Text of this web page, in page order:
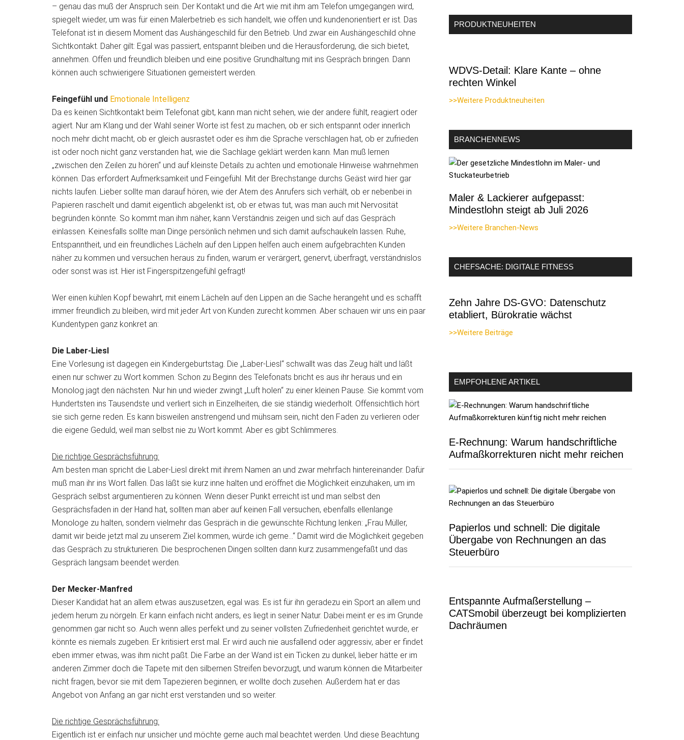
– genau das muß der Anspruch sein. Der Kontakt und die Art wie mit ihm am Telefon umgegangen wird,
spiegelt wieder, um was für einen Malerbetrieb es sich handelt, wie offen und kundenorientiert er ist. Das
Telefonat ist in diesem Moment das Aushängeschild für den Betrieb. Und zwar ein Aushängeschild ohne
Sichtkontakt. Daher gilt: Egal was passiert, entspannt bleiben und die Herausforderung, die sich bietet,
annehmen. Offen und freundlich bleiben und eine positive Grundhaltung mit ins Gespräch bringen. Dann
können auch schwierigere Situationen gemeistert werden.
Feingefühl und Emotionale Intelligenz
Da es keinen Sichtkontakt beim Telefonat gibt, kann man nicht sehen, wie der andere fühlt, reagiert oder
agiert. Nur am Klang und der Wahl seiner Worte ist fest zu machen, ob er sich entspannt oder innerlich
noch mehr dicht macht, ob er gleich ausrastet oder es ihm die Sprache verschlagen hat, ob er zufrieden
ist oder noch nicht ganz verstanden hat, wie die Sachlage geklärt werden kann. Man muß lernen
„zwischen den Zeilen zu hören“ und auf kleinste Details zu achten und emotionale Hinweise wahrnehmen
können. Das erfordert Aufmerksamkeit und Feingefühl. Mit der Brechstange durchs Geäst wird hier gar
nichts laufen. Lieber sollte man darauf hören, wie der Atem des Anrufers sich verhält, ob er nebenbei in
Papieren raschelt und damit eigentlich abgelenkt ist, ob er etwas tut, was man auch mit Nervosität
begründen könnte. So kommt man ihm näher, kann Verständnis zeigen und sich auf das Gespräch
einlassen. Keinesfalls sollte man Dinge persönlich nehmen und sich damit aufschaukeln lassen. Ruhe,
Entspanntheit, und ein freundliches Lächeln auf den Lippen helfen auch einem aufgebrachten Kunden
näher zu kommen und versuchen heraus zu finden, warum er verärgert, genervt, überfragt, verständnislos
oder sonst was ist. Hier ist Fingerspitzengefühl gefragt!
Wer einen kühlen Kopf bewahrt, mit einem Lächeln auf den Lippen an die Sache herangeht und es schafft
immer freundlich zu bleiben, wird mit jeder Art von Kunden zurecht kommen. Aber schauen wir uns ein paar
Kundentypen ganz konkret an:
Die Laber-Liesl
Eine Vorlesung ist dagegen ein Kindergeburtstag. Die „Laber-Liesl“ schwallt was das Zeug hält und läßt
einen nur schwer zu Wort kommen. Schon zu Beginn des Telefonats bricht es aus ihr heraus und ein
Monolog jagt den nächsten. Nur hin und wieder zwingt „Luft holen“ zu einer kleinen Pause. Sie kommt vom
Hundertsten ins Tausendste und verliert sich in Einzelheiten, die sie ständig wiederholt. Offensichtlich hört
sie sich gerne reden. Es kann bisweilen anstrengend und mühsam sein, nicht den Faden zu verlieren oder
die eigene Geduld, weil man selbst nie zu Wort kommt. Aber es gibt Schlimmeres.
Die richtige Gesprächsführung:
Am besten man spricht die Laber-Liesl direkt mit ihrem Namen an und zwar mehrfach hintereinander. Dafür
muß man ihr ins Wort fallen. Das läßt sie kurz inne halten und eröffnet die Möglichkeit einzuhaken, um im
Gespräch selbst argumentieren zu können. Wenn dieser Punkt erreicht ist und man selbst den
Gesprächsfaden in der Hand hat, sollten man aber auf keinen Fall versuchen, ebenfalls ellenlange
Monologe zu halten, sondern vielmehr das Gespräch in die gewünschte Richtung lenken: „Frau Müller,
damit wir beide jetzt mal zu unserem Ziel kommen, würde ich gerne…“ Damit wird die Möglichkeit gegeben
das Gespräch zu strukturieren. Die besprochenen Dingen sollten dann kurz zusammengefaßt und das
Gespräch langsam beendet werden.
Der Mecker-Manfred
Dieser Kandidat hat an allem etwas auszusetzen, egal was. Es ist für ihn geradezu ein Sport an allem und
jedem herum zu nörgeln. Er kann einfach nicht anders, es liegt in seiner Natur. Dabei meint er es im Grunde
genommen gar nicht so. Auch wenn alles perfekt und zu seiner vollsten Zufriedenheit gerichtet wurde, er
könnte es niemals zugeben. Er kritisiert erst mal. Er wird auch nie ausfallend oder aggressiv, aber er findet
eben immer etwas, was ihm nicht paßt. Die Farbe an der Wand ist ein Ticken zu dunkel, lieber hätte er im
anderen Zimmer doch die Tapete mit den silbernen Streifen bevorzugt, und warum können die Mitarbeiter
nicht fragen, bevor sie mit dem Tapezieren beginnen, er wollte doch zusehen. Außerdem hat er das
Angebot von Anfang an gar nicht erst verstanden und so weiter.
Die richtige Gesprächsführung:
Eigentlich ist er einfach nur unsicher und möchte gerne auch mal beachtet werden. Und diese Beachtung
PRODUKTNEUHEITEN
WDVS-Detail: Klare Kante – ohne
rechten Winkel
>>Weitere Produktneuheiten
BRANCHENNEWS
Maler & Lackierer aufgepasst:
Mindestlohn steigt ab Juli 2026
>>Weitere Branchen-News
CHEFSACHE: DIGITALE FITNESS
Zehn Jahre DS-GVO: Datenschutz
etabliert, Bürokratie wächst
>>Weitere Beiträge
EMPFOHLENE ARTIKEL
E-Rechnung: Warum handschriftliche
Aufmaßkorrekturen nicht mehr reichen
Papierlos und schnell: Die digitale
Übergabe von Rechnungen an das
Steuerbüro
Entspannte Aufmaßerstellung –
CATSmobil überzeugt bei komplizierten
Dachräumen